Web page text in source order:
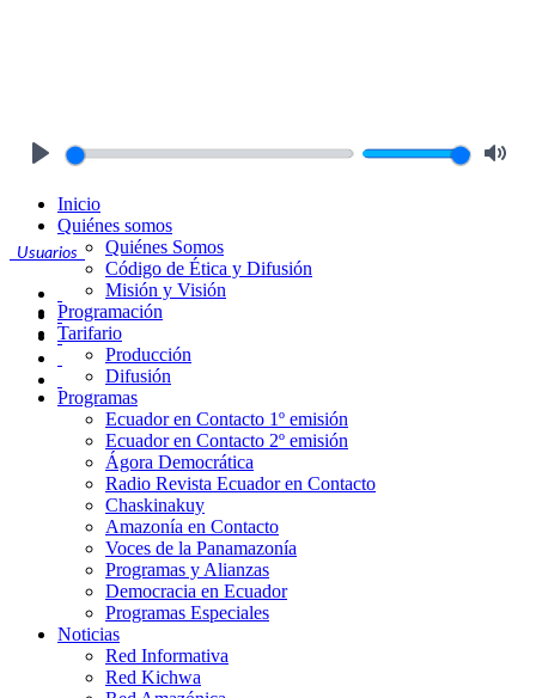
Usuarios
Inicio
Quiénes somos
Quiénes Somos
Código de Ética y Difusión
Misión y Visión
Programación
Tarifario
Producción
Difusión
Programas
Ecuador en Contacto 1º emisión
Ecuador en Contacto 2º emisión
Ágora Democrática
Radio Revista Ecuador en Contacto
Chaskinakuy
Amazonía en Contacto
Voces de la Panamazonía
Programas y Alianzas
Democracia en Ecuador
Programas Especiales
Noticias
Red Informativa
Red Kichwa